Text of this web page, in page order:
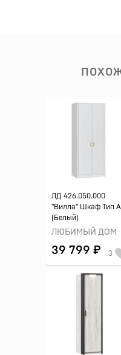
ЛД 426.050.000
"Вилла" Шкаф Тип A
(Белый)
ЛЮБИМЫЙ ДОМ
39 799 ₽ 3